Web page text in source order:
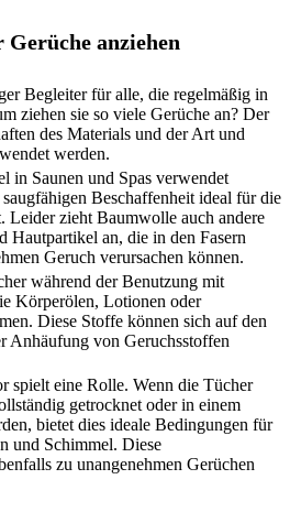
anziehen
Begleiter für alle, die regelmäßig in
ziehen sie so viele Gerüche an? Der
des Materials und der Art und
werden.
in Saunen und Spas verwendet
Beschaffenheit ideal für die
Leider zieht Baumwolle auch andere
Hautpartikel an, die in den Fasern
Geruch verursachen können.
während der Benutzung mit
Körperölen, Lotionen oder
Diese Stoffe können sich auf den
Anhäufung von Geruchsstoffen
spielt eine Rolle. Wenn die Tücher
getrocknet oder in einem
bietet dies ideale Bedingungen für
und Schimmel. Diese
zu unangenehmen Gerüchen